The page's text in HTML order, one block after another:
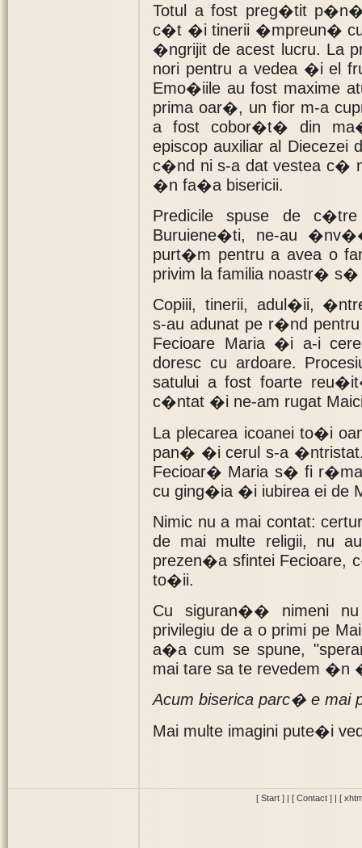
Totul a fost preg�tit
c�t �i tinerii �mpreun� cu
�ngrijit de acest lucru. La
nori pentru a vedea �i el
Emo�iile au fost maxime
prima oar�, un fior m-a
a fost cobor�t� din
episcop auxiliar al
c�nd ni s-a dat vestea c�
�n fa�a bisericii.
Predicile spuse de
Buruiene�ti, ne-au
purt�m pentru a avea o
privim la familia noastr�
Copiii, tinerii, adul�ii,
s-au adunat pe r�nd
Fecioare Maria �i a-i
doresc cu ardoare.
satului a fost foarte
c�ntat �i ne-am rugat
La plecarea icoanei to�i
pan� �i cerul s-a
Fecioar� Maria s� fi
cu ging�ia �i iubirea ei de
Nimic nu a mai contat:
de mai multe religii, nu
prezen�a sfintei Fecioare,
to�ii.
Cu siguran�� nimeni
privilegiu de a o primi pe
a�a cum se spune,
mai tare sa te revedem
Acum biserica parc� e
Mai multe imagini pute�i
[ Start ] | [ Contact ] | [